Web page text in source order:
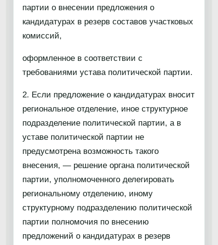
партии о внесении предложения о
кандидатурах в резерв составов участковых
комиссий,
оформленное в соответствии с
требованиями устава политической партии.
2. Если предложение о кандидатурах вносит
региональное отделение, иное структурное
подразделение политической партии, а в
уставе политической партии не
предусмотрена возможность такого
внесения, — решение органа политической
партии, уполномоченного делегировать
региональному отделению, иному
структурному подразделению политической
партии полномочия по внесению
предложений о кандидатурах в резерв